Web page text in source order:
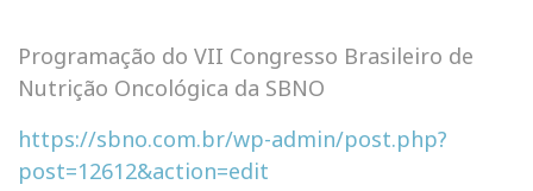
Programação do VII Congresso Brasileiro de
Nutrição Oncológica da SBNO
https://sbno.com.br/wp-admin/post.php?
post=12612&action=edit